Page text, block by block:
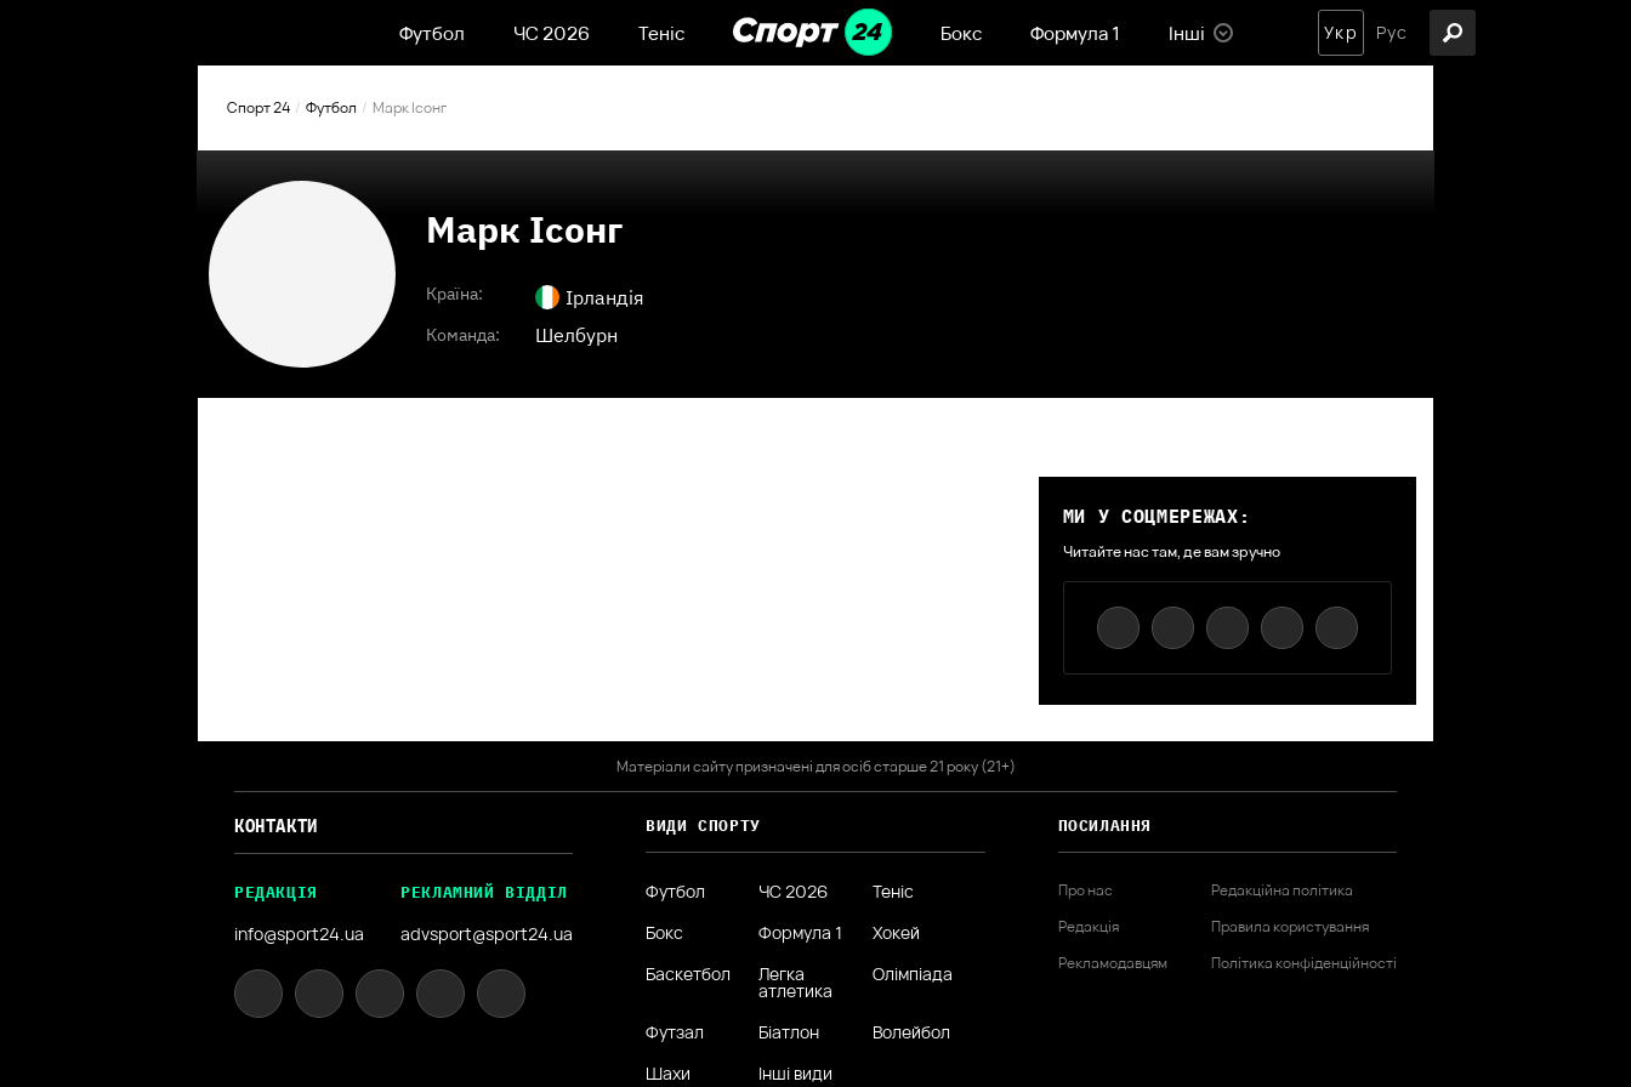
Футбол ЧС 2026 Теніс Бокс Формула 1 Інші Укр Рус
Спорт 24 Футбол Марк Ісонг
Марк Ісонг
Країна: Ірландія
Команда: Шелбурн
МИ У СОЦМЕРЕЖАХ:
Читайте нас там, де вам зручно
Матеріали сайту призначені для осіб старше 21 року (21+)
КОНТАКТИ
РЕДАКЦІЯ
info@sport24.ua
РЕКЛАМНИЙ ВІДДІЛ
advsport@sport24.ua
ВИДИ СПОРТУ
Футбол ЧС 2026
Теніс
Бокс
Формула 1
Хокей
Баскетбол
Легка
атлетика
Олімпіада
Футзал Біатлон
Волейбол
Шахи
Інші види
ПОСИЛАННЯ
Про нас
Редакція
Рекламодавцям
Редакційна політика
Правила користування
Політика конфіденційності